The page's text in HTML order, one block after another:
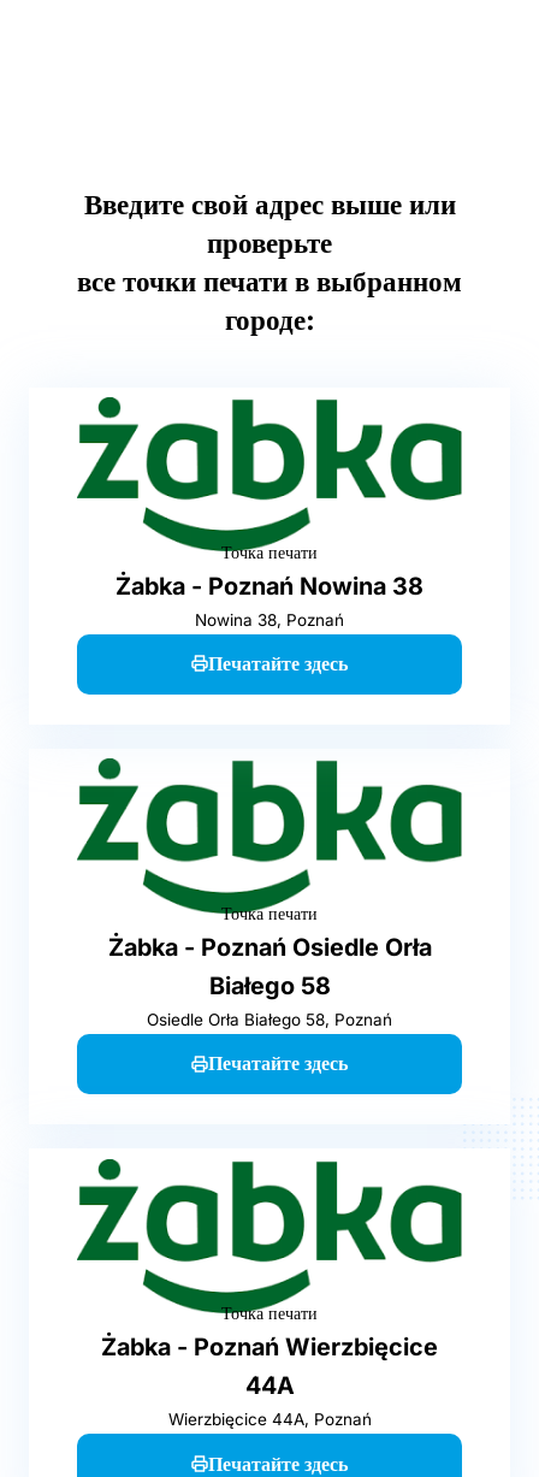
Введите свой адрес выше или
проверьте
все точки печати в выбранном
городе:
Точка печати
Żabka - Poznań Nowina 38
Nowina 38, Poznań
Печатайте здесь
Точка печати
Żabka - Poznań Osiedle Orła
Białego 58
Osiedle Orła Białego 58, Poznań
Печатайте здесь
Точка печати
Żabka - Poznań Wierzbięcice
44A
Wierzbięcice 44A, Poznań
Печатайте здесь